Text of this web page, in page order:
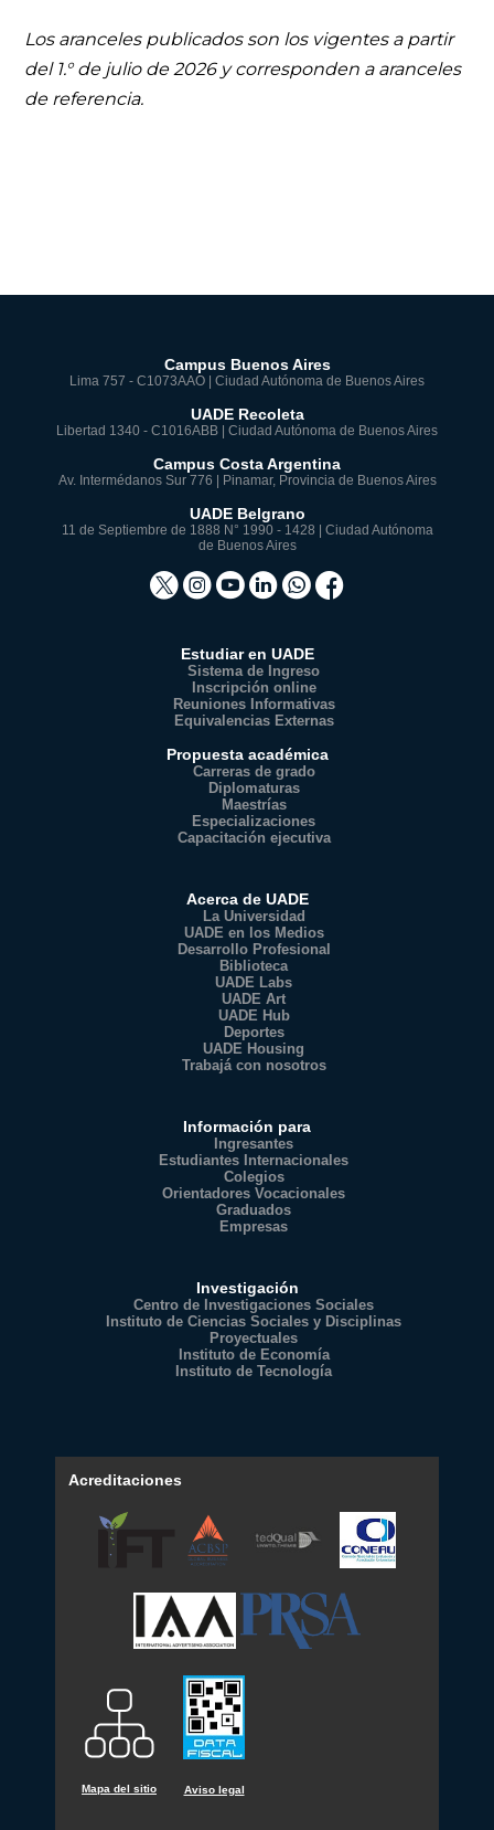
Los aranceles publicados son los vigentes a partir
del 1.° de julio de 2026 y corresponden a aranceles
de referencia.
Campus Buenos Aires
Lima 757 - C1073AAO | Ciudad Autónoma de Buenos Aires
UADE Recoleta
Libertad 1340 - C1016ABB | Ciudad Autónoma de Buenos Aires
Campus Costa Argentina
Av. Intermédanos Sur 776 | Pinamar, Provincia de Buenos Aires
UADE Belgrano
11 de Septiembre de 1888 N° 1990 - 1428 | Ciudad Autónoma
de Buenos Aires
Estudiar en UADE
Sistema de Ingreso
Inscripción online
Reuniones Informativas
Equivalencias Externas
Propuesta académica
Carreras de grado
Diplomaturas
Maestrías
Especializaciones
Capacitación ejecutiva
Acerca de UADE
La Universidad
UADE en los Medios
Desarrollo Profesional
Biblioteca
UADE Labs
UADE Art
UADE Hub
Deportes
UADE Housing
Trabajá con nosotros
Información para
Ingresantes
Estudiantes Internacionales
Colegios
Orientadores Vocacionales
Graduados
Empresas
Investigación
Centro de Investigaciones Sociales
Instituto de Ciencias Sociales y Disciplinas
Proyectuales
Instituto de Economía
Instituto de Tecnología
Acreditaciones
Mapa del sitio Aviso legal